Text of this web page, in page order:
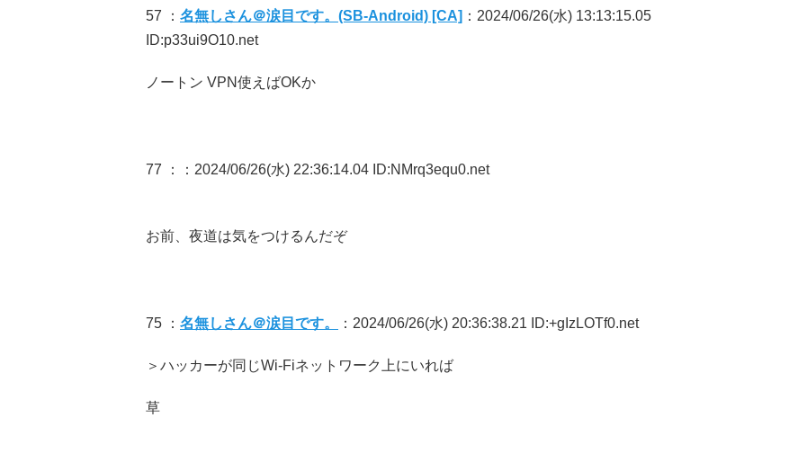
57 ： 名無しさん＠涙目です。(SB-Android) [CA] ：2024/06/26(水) 13:13:15.05
ID:p33ui9O10.net
ノートン VPN使えばOKか
77 ： ：2024/06/26(水) 22:36:14.04 ID:NMrq3equ0.net
お前、夜道は気をつけるんだぞ
75 ： 名無しさん＠涙目です。 ：2024/06/26(水) 20:36:38.21 ID:+gIzLOTf0.net
＞ハッカーが同じWi-Fiネットワーク上にいれば
草